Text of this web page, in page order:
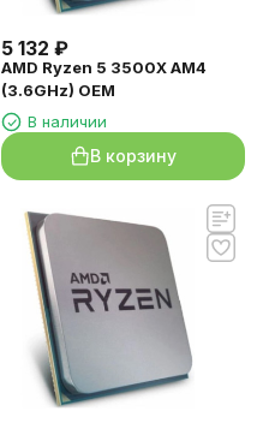
5 132 ₽
AMD Ryzen 5 3500X AM4
(3.6GHz) OEM
В наличии
В корзину